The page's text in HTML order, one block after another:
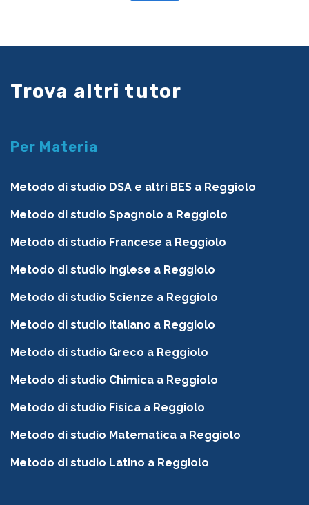
Trova altri tutor
Per Materia
Metodo di studio DSA e altri BES a Reggiolo
Metodo di studio Spagnolo a Reggiolo
Metodo di studio Francese a Reggiolo
Metodo di studio Inglese a Reggiolo
Metodo di studio Scienze a Reggiolo
Metodo di studio Italiano a Reggiolo
Metodo di studio Greco a Reggiolo
Metodo di studio Chimica a Reggiolo
Metodo di studio Fisica a Reggiolo
Metodo di studio Matematica a Reggiolo
Metodo di studio Latino a Reggiolo